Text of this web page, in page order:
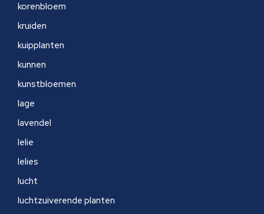
korenbloem
kruiden
kuipplanten
kunnen
kunstbloemen
lage
lavendel
lelie
lelies
lucht
luchtzuiverende planten